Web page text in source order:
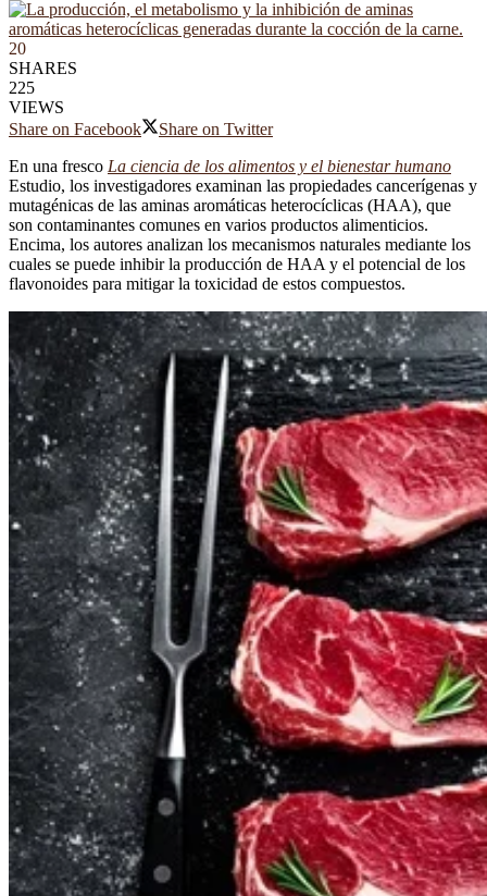
20
SHARES
225
VIEWS
Share on Facebook
Share on Twitter
En una fresco La ciencia de los alimentos y el bienestar humano
Estudio, los investigadores examinan las propiedades cancerígenas y
mutagénicas de las aminas aromáticas heterocíclicas (HAA), que
son contaminantes comunes en varios productos alimenticios.
Encima, los autores analizan los mecanismos naturales mediante los
cuales se puede inhibir la producción de HAA y el potencial de los
flavonoides para mitigar la toxicidad de estos compuestos.